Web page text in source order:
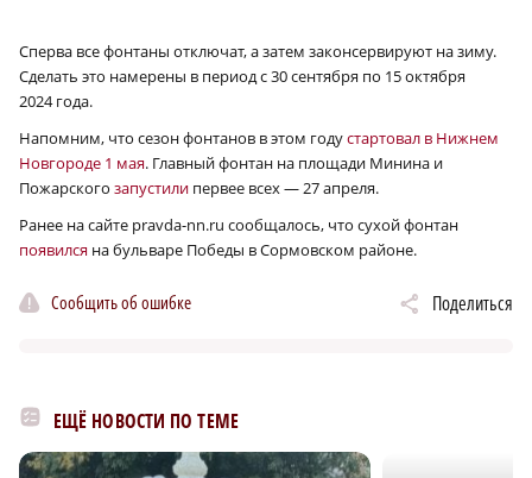
Сперва все фонтаны отключат, а затем законсервируют на зиму.
Сделать это намерены в период с 30 сентября по 15 октября
2024 года.
Напомним, что сезон фонтанов в этом годустартовал в Нижнем
Новгороде 1 мая. Главный фонтан на площади Минина и
Пожарского запустили первее всех — 27 апреля.
Ранее на сайте pravda-nn.ru сообщалось, что сухой фонтан
появился на бульваре Победы в Сормовском районе.
Сообщить об ошибке Поделиться
ЕЩЁ НОВОСТИ ПО ТЕМЕ